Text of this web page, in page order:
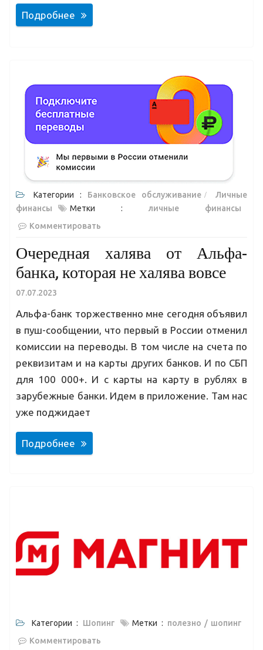
Подробнее
Категории : Банковское обслуживание
Личные
финансы
Метки : личные финансы
Комментировать
Очередная халява от Альфа-
банка, которая не халява вовсе
07.07.2023
Альфа-банк торжественно мне сегодня объявил
в пуш-сообщении, что первый в России отменил
комиссии на переводы. В том числе на счета по
реквизитам и на карты других банков. И по СБП
для 100 000+. И с карты на карту в рублях в
зарубежные банки. Идем в приложение. Там нас
уже поджидает
Подробнее
Категории : Шопинг Метки : полезно
шопинг
Комментировать